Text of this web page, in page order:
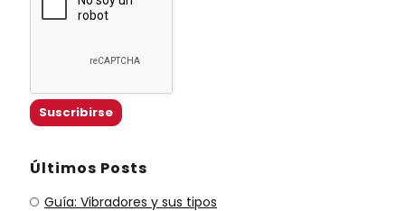
Últimos Posts
Guía: Vibradores y sus tipos